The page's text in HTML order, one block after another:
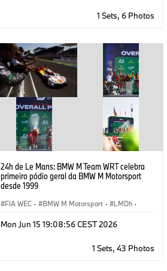
1 Sets, 6 Photos
24h de Le Mans: BMW M Team WRT celebra
primeiro pódio geral da BMW M Motorsport
desde 1999
FIA WEC · BMW M Motorsport · LMDh ·
Mon Jun 15 19:08:56 CEST 2026
1 Sets, 43 Photos